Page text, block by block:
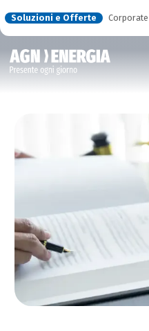
Soluzioni e Offerte Corporate